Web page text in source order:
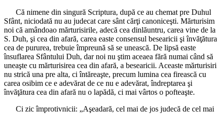
Că nimene din singură Scriptura, după ce au chemat pre Duhul
Sfânt, niciodată nu au judecat care sânt cărţi canoniceşti. Mărturisim
noi că amândoao mărturisirile, adecă cea dinlăuntru, carea vine de la
S. Duh, şi cea din afară, carea easte consensul besearicii şi învăţătura
cea de pururea, trebuie împreună să se unească. De lipsă easte
însuflarea Sfântului Duh, dar noi nu ştim aceaea fără numai când să
uneaşte cu mărturisirea cea din afară, a besearicii. Aceaste mărturisiri
nu strică una pre alta, ci întăreaşte, precum lumina cea firească cu
carea osibim ce e adevărat de ce nu e adevărat, îndreptarea şi
învăţătura cea din afară nu o lapădă, ci mai vârtos o pofteaşte.
Ci zic împrotivnicii: „Aşeadară, cel mai de jos judecă de cel mai